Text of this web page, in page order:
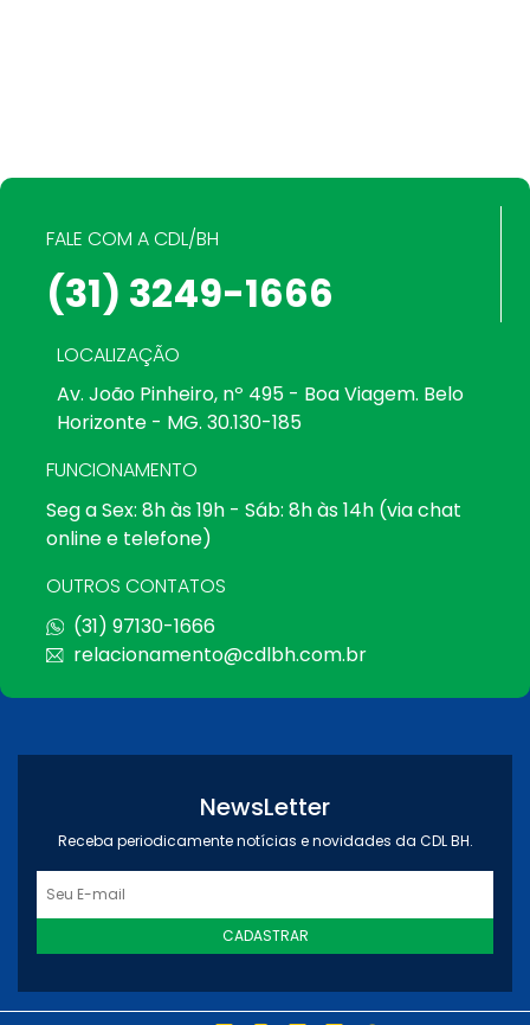
FALE COM A CDL/BH
(31) 3249-1666
LOCALIZAÇÃO
Av. João Pinheiro, nº 495 - Boa Viagem. Belo
Horizonte - MG. 30.130-185
FUNCIONAMENTO
Seg a Sex: 8h às 19h - Sáb: 8h às 14h (via chat
online e telefone)
OUTROS CONTATOS
(31) 97130-1666
relacionamento@cdlbh.com.br
NewsLetter
Receba periodicamente notícias e novidades da CDL BH.
CADASTRAR